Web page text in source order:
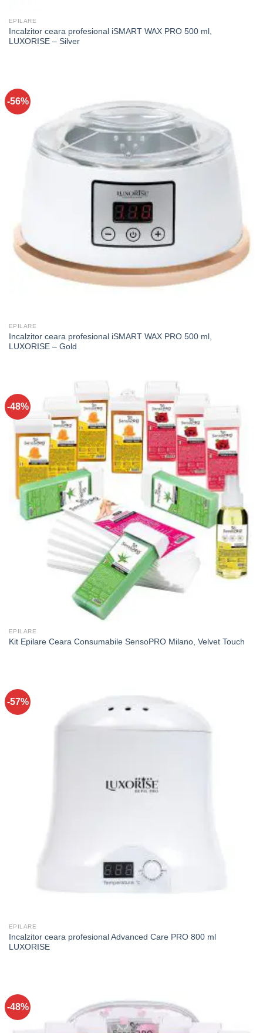
EPILARE
Incalzitor ceara profesional iSMART WAX PRO 500 ml,
LUXORISE – Silver
-56%
EPILARE
Incalzitor ceara profesional iSMART WAX PRO 500 ml,
LUXORISE – Gold
-48%
EPILARE
Kit Epilare Ceara Consumabile SensoPRO Milano, Velvet Touch
-57%
EPILARE
Incalzitor ceara profesional Advanced Care PRO 800 ml
LUXORISE
-48%